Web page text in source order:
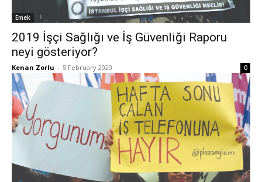
Emek
2019 İşçi Sağlığı ve İş Güvenliği Raporu
neyi gösteriyor?
Kenan Zorlu - 5 February 2020 0